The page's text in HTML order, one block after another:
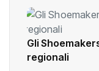
Gli
regionali